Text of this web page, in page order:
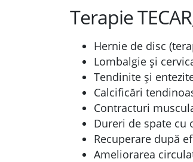
Terapie
Hernie de disc
Lombalgie și
Tendinite și
Calcificări
Contracturi
Dureri de spate cu
Recuperare după
Ameliorarea